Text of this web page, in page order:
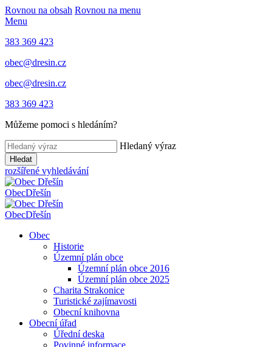
Rovnou na obsah Rovnou na menu
Menu
383 369 423
obec@dresin.cz
obec@dresin.cz
383 369 423
Můžeme pomoci s hledáním?
Hledaný výraz
Hledat
rozšířené vyhledávání
ObecDřešín
ObecDřešín
Obec
Historie
Územní plán obce
Územní plán obce 2016
Územní plán obce 2025
Charita Strakonice
Turistické zajímavosti
Obecní knihovna
Obecní úřad
Úřední deska
Povinné informace